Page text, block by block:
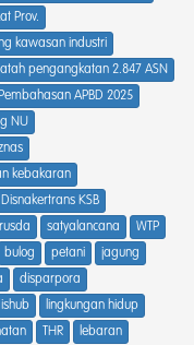
Prov.
kawasan industri
pengangkatan 2.847 ASN
Pembahasan APBD 2025
NU
kebakaran
Disnakertrans KSB
satyalancana
WTP
bulog petani
jagung
disparpora
lingkungan hidup
THR
lebaran